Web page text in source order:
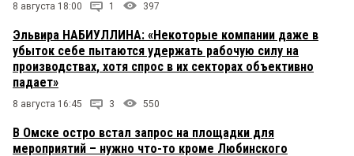
8 августа 18:00 1 397
Эльвира НАБИУЛЛИНА: «Некоторые компании даже в
убыток себе пытаются удержать рабочую силу на
производствах, хотя спрос в их секторах объективно
падает»
8 августа 16:45 3 550
В Омске остро встал запрос на площадки для
мероприятий – нужно что-то кроме Любинского